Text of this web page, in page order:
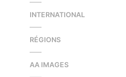
INTERNATIONAL
RÉGIONS
AA IMAGES